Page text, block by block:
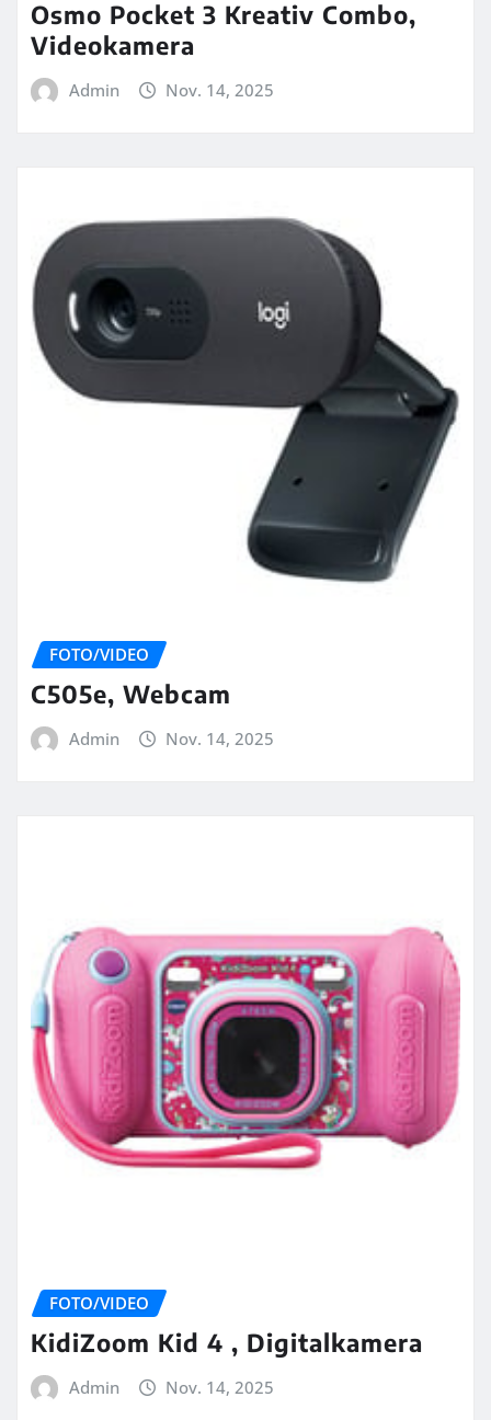
Osmo Pocket 3 Kreativ Combo,
Videokamera
Admin Nov. 14, 2025
FOTO/VIDEO
C505e, Webcam
Admin Nov. 14, 2025
FOTO/VIDEO
KidiZoom Kid 4 , Digitalkamera
Admin Nov. 14, 2025